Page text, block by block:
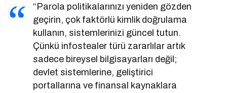
“Parola politikalarınızı yeniden gözden
geçirin, çok faktörlü kimlik doğrulama
kullanın, sistemlerinizi güncel tutun.
Çünkü infostealer türü zararlılar artık
sadece bireysel bilgisayarları değil;
devlet sistemlerine, geliştirici
portallarına ve finansal kaynaklara